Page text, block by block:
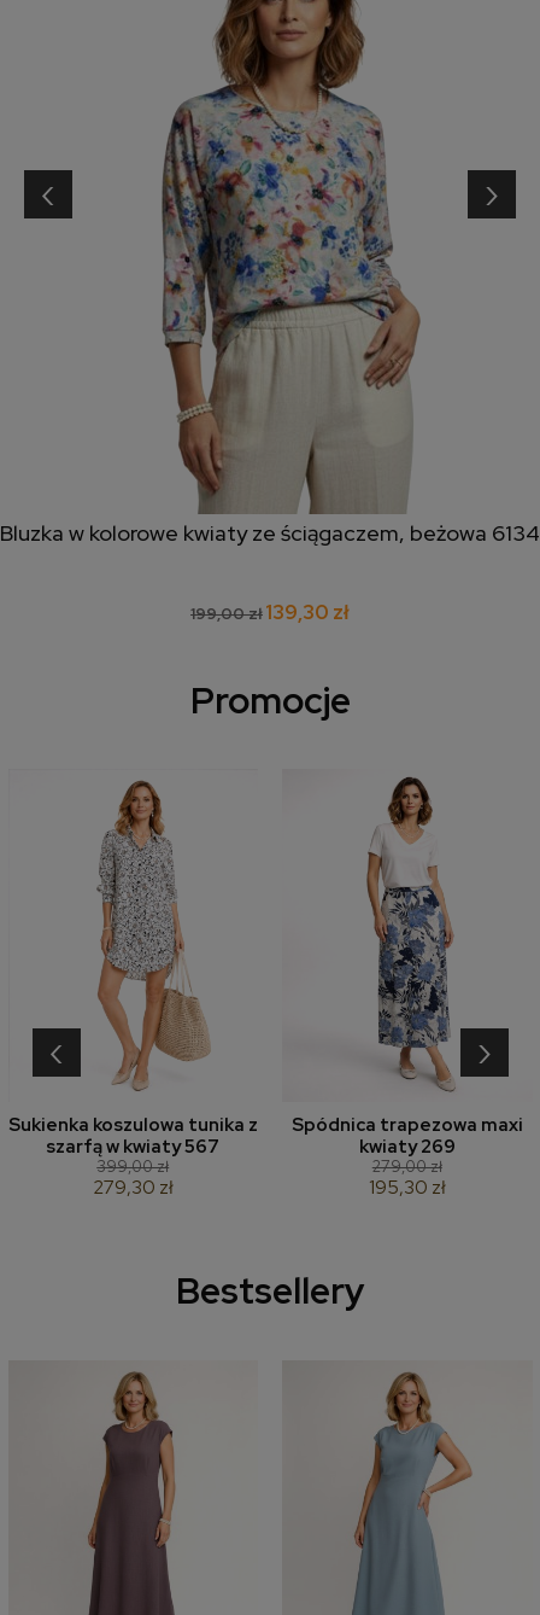
Bluzka w kolorowe kwiaty ze ściągaczem, beżowa 6134
199,00 zł139,30 zł
‹ ›
Promocje
Sukienka koszulowa tunika z
szarfą w kwiaty 567
399,00 zł
279,30 zł
Spódnica trapezowa maxi
kwiaty 269
279,00 zł
195,30 zł
‹ ›
Bestsellery